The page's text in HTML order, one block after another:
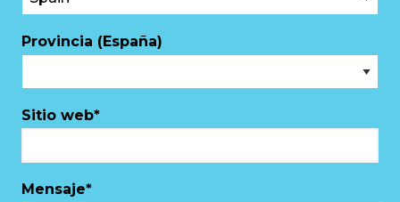
Provincia (España)
Sitio web*
Mensaje*